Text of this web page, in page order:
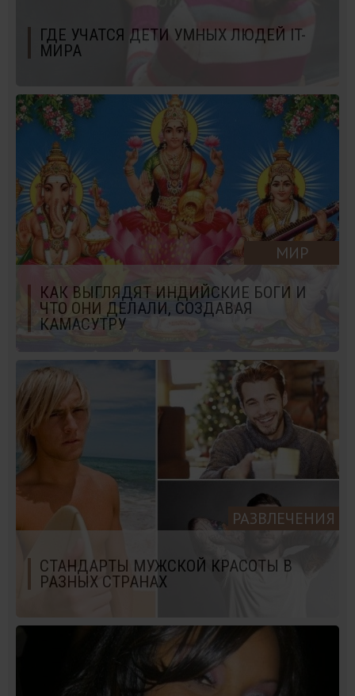
ГДЕ УЧАТСЯ ДЕТИ УМНЫХ ЛЮДЕЙ IT-
МИРА
МИР
КАК ВЫГЛЯДЯТ ИНДИЙСКИЕ БОГИ И
ЧТО ОНИ ДЕЛАЛИ, СОЗДАВАЯ
КАМАСУТРУ
РАЗВЛЕЧЕНИЯ
СТАНДАРТЫ МУЖСКОЙ КРАСОТЫ В
РАЗНЫХ СТРАНАХ